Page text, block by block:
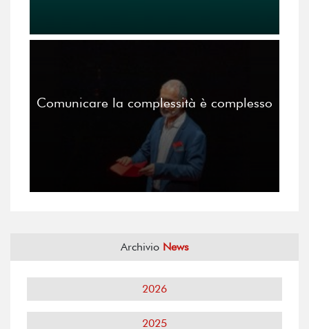
Comunicare la complessità è complesso
Archivio News
2026
2025